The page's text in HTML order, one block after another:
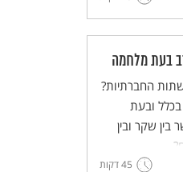
יכולים לעשות
בעת מלחמה
החברתיות?
ובעת
שקר ובין
45 דקות